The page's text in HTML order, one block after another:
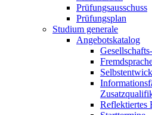
Prüfungsausschuss
Prüfungsplan
Studium generale
Angebotskatalog
Reflektiertes